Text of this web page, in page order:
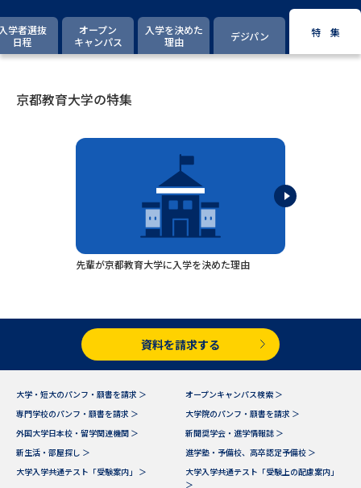
過去問題集
大学入学共通テスト「受験案
内」の請求
大学入学共通テスト「受験上の
高等学校卒業程度認定試験
幼稚園教員資格認定試験 小学校教員資格認定試験
大学研究 大学検索
大学で学べる内容や特徴を調べる
新増設大学・学部・学科特集
国際・グローバルに強い大学特
集
学者選抜
日程
オープン
キャンパス
入学を決めた
理由
デジパン 特 集
京都教育大学の特集
先輩が京都教育大学に入学を決めた理由
資料を請求する
大学・短大のパンフ・願書を請求 ＞
オープンキャンパス検索 ＞
専門学校のパンフ・願書を請求 ＞
大学院のパンフ・願書を請求 ＞
外国大学日本校・留学関連機関 ＞
新聞奨学会・進学情報誌 ＞
新生活・部屋探し ＞
進学塾・予備校、高卒認定予備校 ＞
大学入学共通テスト「受験案内」 ＞
大学入学共通テスト「受験上の配慮案内」
＞